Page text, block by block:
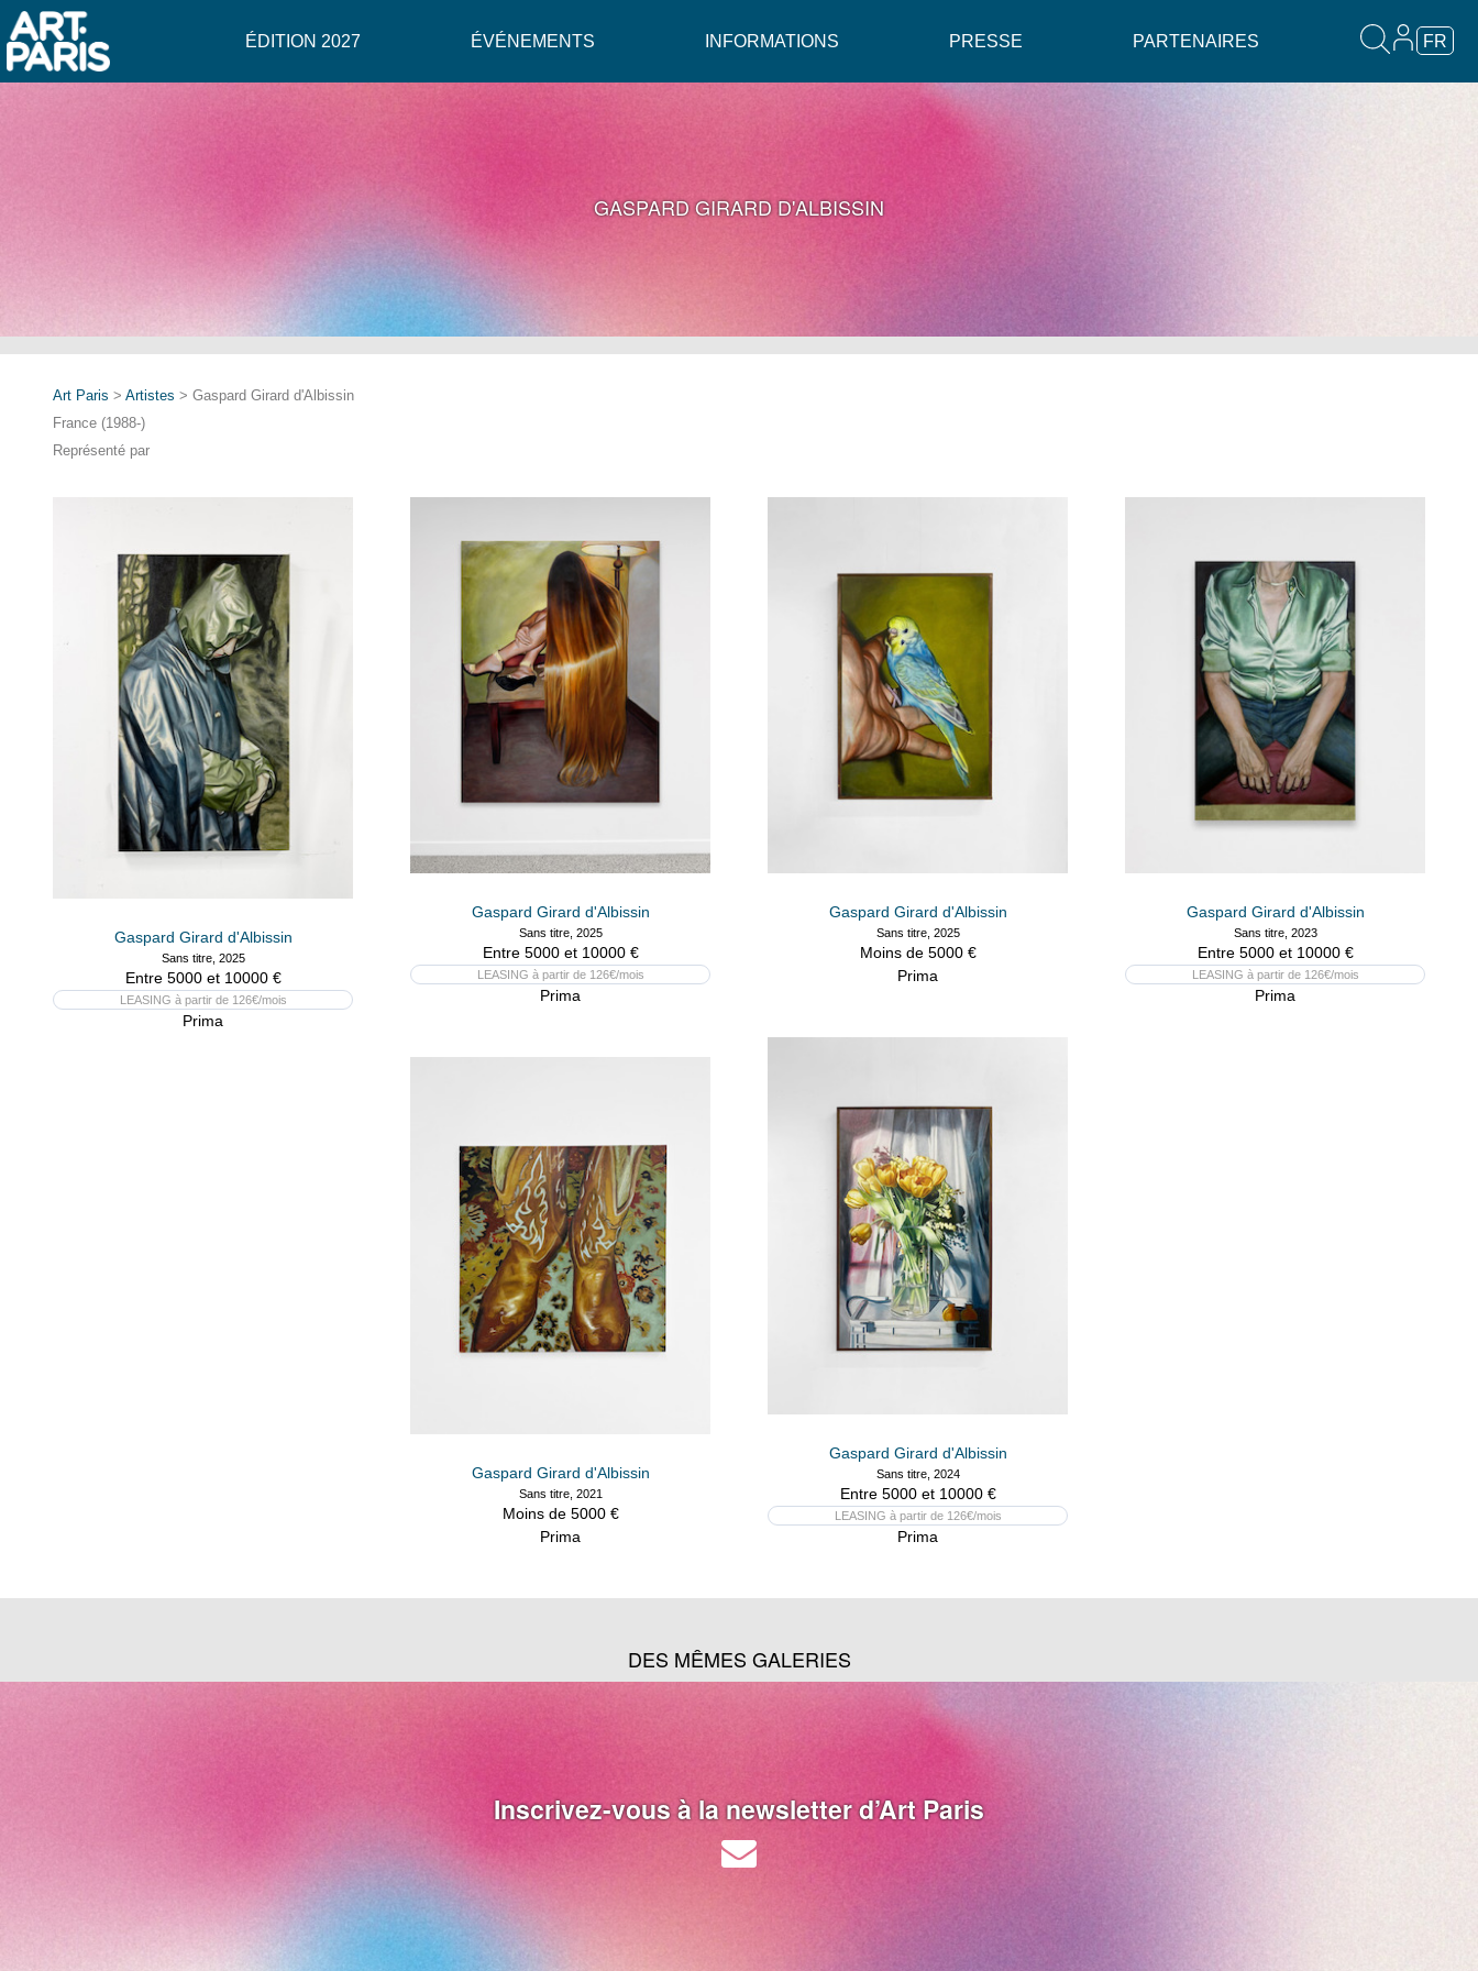
ÉDITION 2027 ÉVÉNEMENTS INFORMATIONS PRESSE PARTENAIRES FR
GASPARD GIRARD D'ALBISSIN
Art Paris > Artistes > Gaspard Girard d'Albissin
France (1988-)
Représenté par
Gaspard Girard d'Albissin
Sans titre, 2025
Entre 5000 et 10000 €
LEASING à partir de 126€/mois
Prima
Gaspard Girard d'Albissin
Sans titre, 2025
Entre 5000 et 10000 €
LEASING à partir de 126€/mois
Prima
Gaspard Girard d'Albissin
Sans titre, 2025
Moins de 5000 €
Prima
Gaspard Girard d'Albissin
Sans titre, 2023
Entre 5000 et 10000 €
LEASING à partir de 126€/mois
Prima
Gaspard Girard d'Albissin
Sans titre, 2024
Entre 5000 et 10000 €
LEASING à partir de 126€/mois
Prima
Gaspard Girard d'Albissin
Sans titre, 2021
Moins de 5000 €
Prima
DES MÊMES GALERIES
Inscrivez-vous à la newsletter d’Art Paris